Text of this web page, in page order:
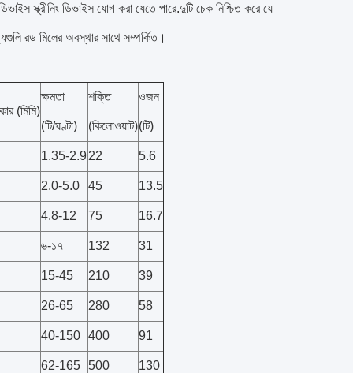
স্ক্রীনিং ডিভাইস যোগ করা যেতে পারে.দুটি চেক নিশ্চিত করে যে
রড মিলের অবস্থার সাথে সম্পর্কিত।
(মিমি)
ক্ষমতা
(টি/ঘণ্টা)
শক্তি
(কিলোওয়াট)
ওজন
(টি)
1.35-2.922 5.6
2.0-5.0 45 13.5
4.8-12 75 16.7
৬-১৭ 132 31
15-45 210 39
26-65 280 58
40-150 400 91
62-165 500 130